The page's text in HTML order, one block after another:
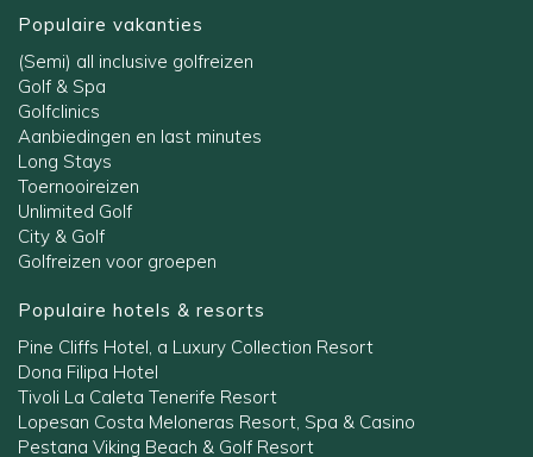
Populaire vakanties
(Semi) all inclusive golfreizen
Golf & Spa
Golfclinics
Aanbiedingen en last minutes
Long Stays
Toernooireizen
Unlimited Golf
City & Golf
Golfreizen voor groepen
Populaire hotels & resorts
Pine Cliffs Hotel, a Luxury Collection Resort
Dona Filipa Hotel
Tivoli La Caleta Tenerife Resort
Lopesan Costa Meloneras Resort, Spa & Casino
Pestana Viking Beach & Golf Resort